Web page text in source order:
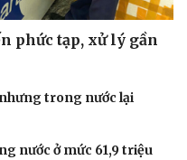
phức tạp, xử lý gần
trong nước lại
nước ở mức 61,9 triệu